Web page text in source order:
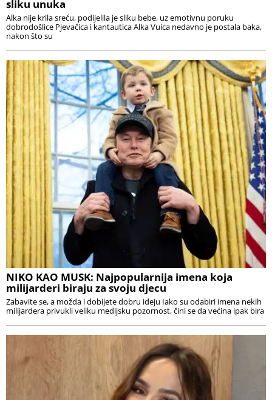
sliku unuka
Alka nije krila sreću, podijelila je sliku bebe, uz emotivnu poruku
dobrodošlice Pjevačica i kantautica Alka Vuica nedavno je postala baka,
nakon što su
NIKO KAO MUSK: Najpopularnija imena koja
milijarderi biraju za svoju djecu
Zabavite se, a možda i dobijete dobru ideju Iako su odabiri imena nekih
milijardera privukli veliku medijsku pozornost, čini se da većina ipak bira